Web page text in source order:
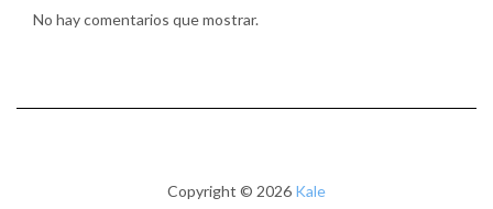
No hay comentarios que mostrar.
Copyright © 2026 Kale